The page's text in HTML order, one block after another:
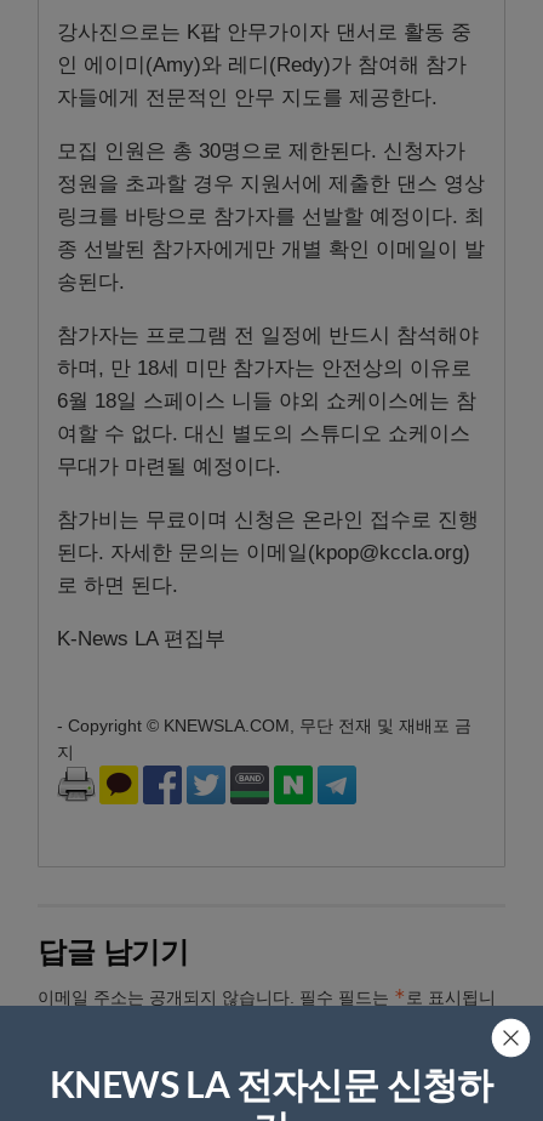
강사진으로는 K팝 안무가이자 댄서로 활동 중
인 에이미(Amy)와 레디(Redy)가 참여해 참가
자들에게 전문적인 안무 지도를 제공한다.
모집 인원은 총 30명으로 제한된다. 신청자가
정원을 초과할 경우 지원서에 제출한 댄스 영상
링크를 바탕으로 참가자를 선발할 예정이다. 최
종 선발된 참가자에게만 개별 확인 이메일이 발
송된다.
참가자는 프로그램 전 일정에 반드시 참석해야
하며, 만 18세 미만 참가자는 안전상의 이유로
6월 18일 스페이스 니들 야외 쇼케이스에는 참
여할 수 없다. 대신 별도의 스튜디오 쇼케이스
무대가 마련될 예정이다.
참가비는 무료이며 신청은 온라인 접수로 진행
된다. 자세한 문의는 이메일(kpop@kccla.org)
로 하면 된다.
K-News LA 편집부
- Copyright © KNEWSLA.COM, 무단 전재 및 재배포 금
지
답글 남기기
이메일 주소는 공개되지 않습니다. 필수 필드는 * 로 표시됩니
댓글*
KNEWS LA 전자신문 신청하